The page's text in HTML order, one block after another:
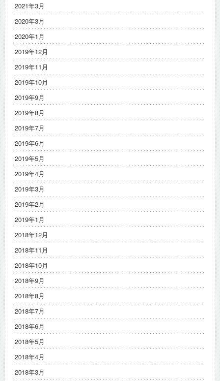
2021年3月
2020年3月
2020年1月
2019年12月
2019年11月
2019年10月
2019年9月
2019年8月
2019年7月
2019年6月
2019年5月
2019年4月
2019年3月
2019年2月
2019年1月
2018年12月
2018年11月
2018年10月
2018年9月
2018年8月
2018年7月
2018年6月
2018年5月
2018年4月
2018年3月